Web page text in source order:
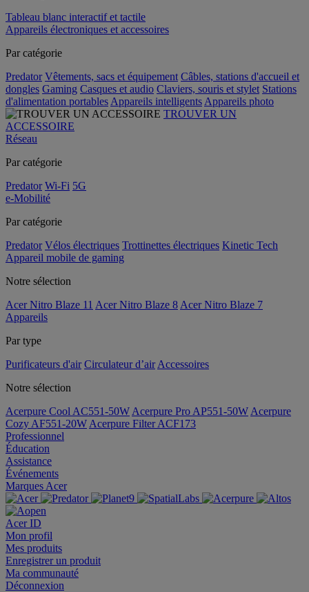
Tableau blanc interactif et tactile
Appareils électroniques et accessoires
Par catégorie
Predator Vêtements, sacs et équipement Câbles, stations d'accueil et
dongles Gaming Casques et audio Claviers, souris et stylet Stations
d'alimentation portables Appareils intelligents Appareils photo
TROUVER UN
ACCESSOIRE
Réseau
Par catégorie
Predator Wi-Fi 5G
e-Mobilité
Par catégorie
Predator Vélos électriques Trottinettes électriques Kinetic Tech
Appareil mobile de gaming
Notre sélection
Acer Nitro Blaze 11 Acer Nitro Blaze 8 Acer Nitro Blaze 7
Appareils
Par type
Purificateurs d'air Circulateur d’air Accessoires
Notre sélection
Acerpure Cool AC551-50W Acerpure Pro AP551-50W Acerpure
Cozy AF551-20W Acerpure Filter ACF173
Professionnel
Éducation
Assistance
Événements
Marques Acer
Acer ID
Mon profil
Mes produits
Enregistrer un produit
Ma communauté
Déconnexion